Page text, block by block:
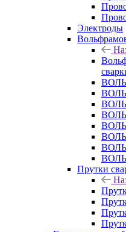
Электроды
Прутки